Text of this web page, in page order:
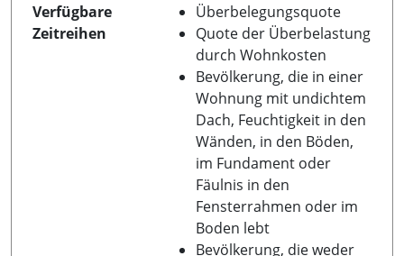
Verfügbare
Zeitreihen
Überbelegungsquote
Quote der Überbelastung
durch Wohnkosten
Bevölkerung, die in einer
Wohnung mit undichtem
Dach, Feuchtigkeit in den
Wänden, in den Böden,
im Fundament oder
Fäulnis in den
Fensterrahmen oder im
Boden lebt
Bevölkerung, die weder